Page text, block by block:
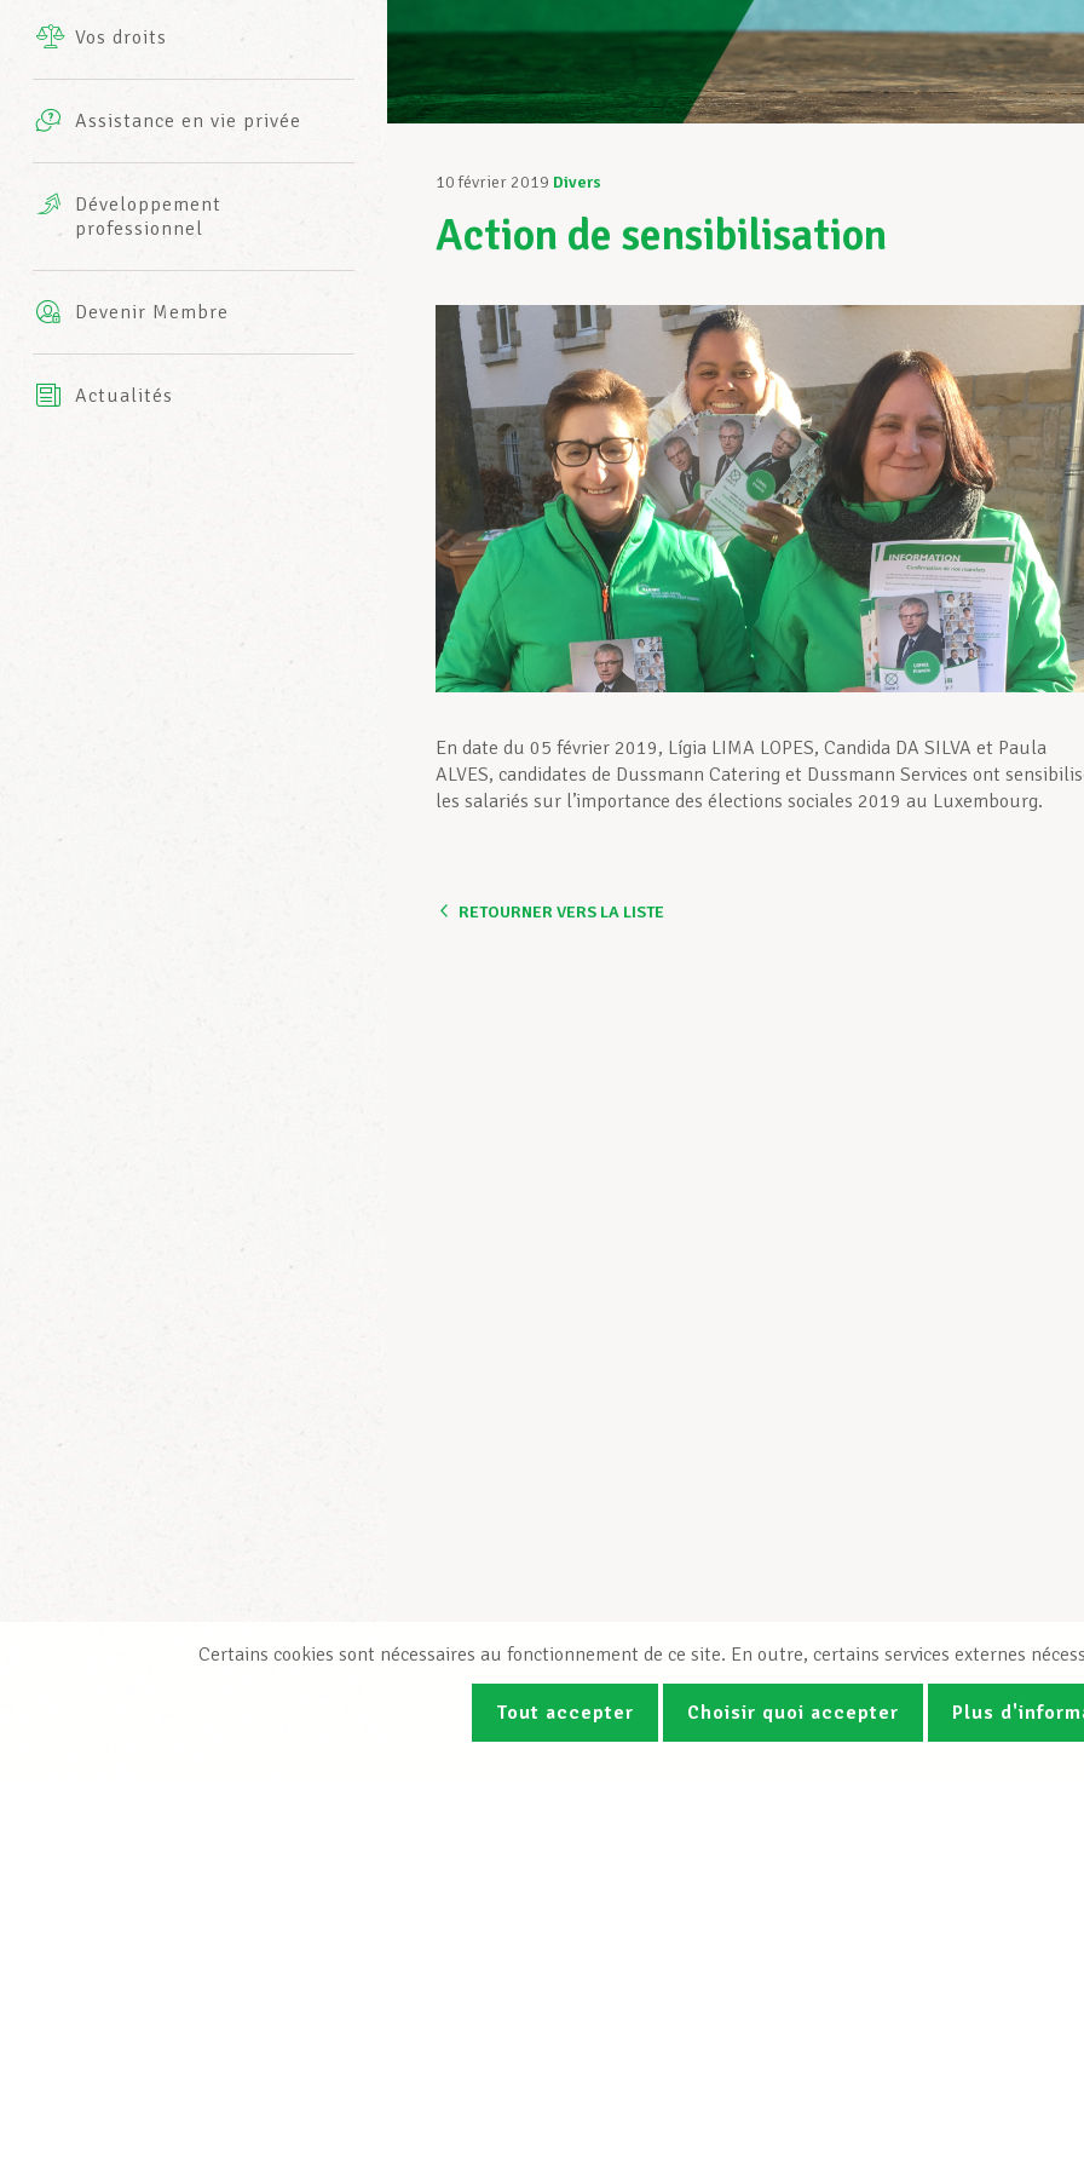
INFO-CENTER
Vos droits
Assistance en vie privée
complémentaires
AXA
Développement
professionnel
Devenir Membre
Actualités
10 février 2019 Divers
Action de sensibilisation
En date du 05 février 2019, Lígia LIMA LOPES, Candida DA SILVA et Paula
ALVES, candidates de Dussmann Catering et Dussmann Services ont
les salariés sur l’importance des élections sociales 2019 au Luxembourg.
RETOURNER VERS LA LISTE
Certains cookies sont nécessaires au fonctionnement de ce site. En outre, certains services externes
Tout accepter Choisir quoi accepter Plus